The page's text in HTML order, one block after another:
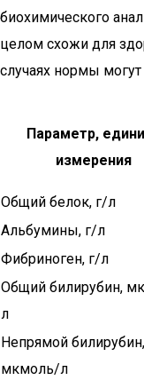
биохимического
целом схожи для
случаях нормы
Параметр,
измерения
Общий белок, г/л
Альбумины, г/л
Фибриноген, г/л
Общий билирубин,
л
Непрямой билирубин,
мкмоль/л